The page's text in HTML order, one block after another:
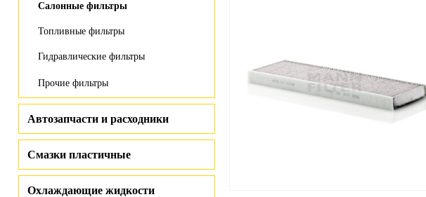
Салонные фильтры
Топливные фильтры
Гидравлические фильтры
Прочие фильтры
Автозапчасти и расходники
Смазки пластичные
Охлаждающие жидкости